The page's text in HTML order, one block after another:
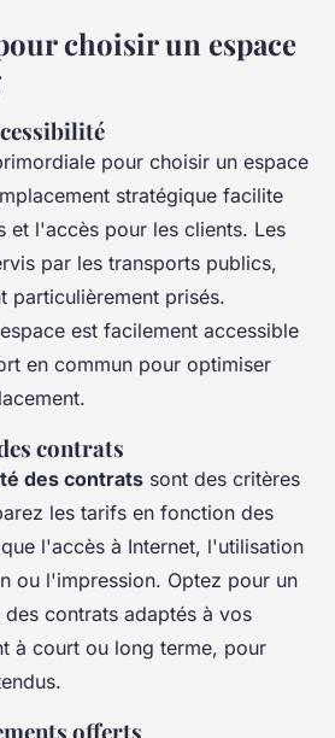
choisir un espace
pour choisir un espace
stratégique facilite
et l'accès pour les clients. Les
par les transports publics,
particulièrement prisés.
est facilement accessible
en commun pour optimiser
contrats
des contrats sont des critères
les tarifs en fonction des
l'accès à Internet, l'utilisation
ou l'impression. Optez pour un
contrats adaptés à vos
à court ou long terme, pour
offerts